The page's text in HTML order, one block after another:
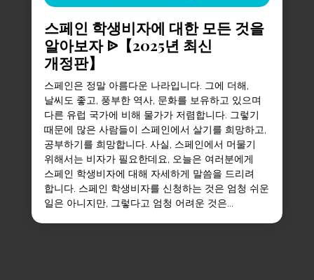
스페인 학생비자에 대한 모든 것을
알아보자 ᐉ【2025년 최신
개정판】
스페인은 정말 아름다운 나라입니다. 그에 더해,
날씨도 좋고, 풍부한 역사, 문화를 보유하고 있으며
다른 유럽 국가에 비해 물가가 저렴합니다. 그렇기
때문에 많은 사람들이 스페인에서 살기를 희망하고,
공부하기를 희망합니다. 사실, 스페인에서 머물기
위해서는 비자가 필요한데요, 오늘은 여러분에게
스페인 학생비자에 대해 자세하게 말씀을 드리려
합니다. 스페인 학생비자를 신청하는 것은 엄청 쉬운
일은 아니지만, 그렇다고 엄청 어려운 것은...